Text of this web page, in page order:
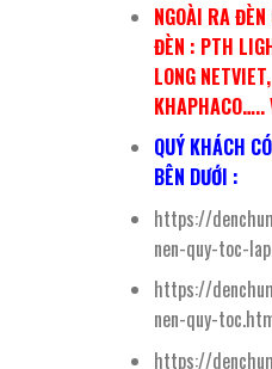
NGOÀI RA
ĐÈN : PTH
LONG
KHAPHACO…..
QUÝ KHÁCH
BÊN DƯỚI :
https://
nen-quy-toc-
https://
nen-quy-
https://